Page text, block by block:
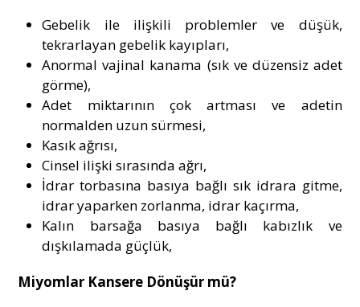
Gebelik ile ilişkili problemler ve düşük,
tekrarlayan gebelik kayıpları,
Anormal vajinal kanama (sık ve düzensiz adet
görme),
Adet miktarının çok artması ve adetin
normalden uzun sürmesi,
Kasık ağrısı,
Cinsel ilişki sırasında ağrı,
İdrar torbasına basıya bağlı sık idrara gitme,
idrar yaparken zorlanma, idrar kaçırma,
Kalın barsağa basıya bağlı kabızlık ve
dışkılamada güçlük,
Miyomlar Kansere Dönüşür mü?